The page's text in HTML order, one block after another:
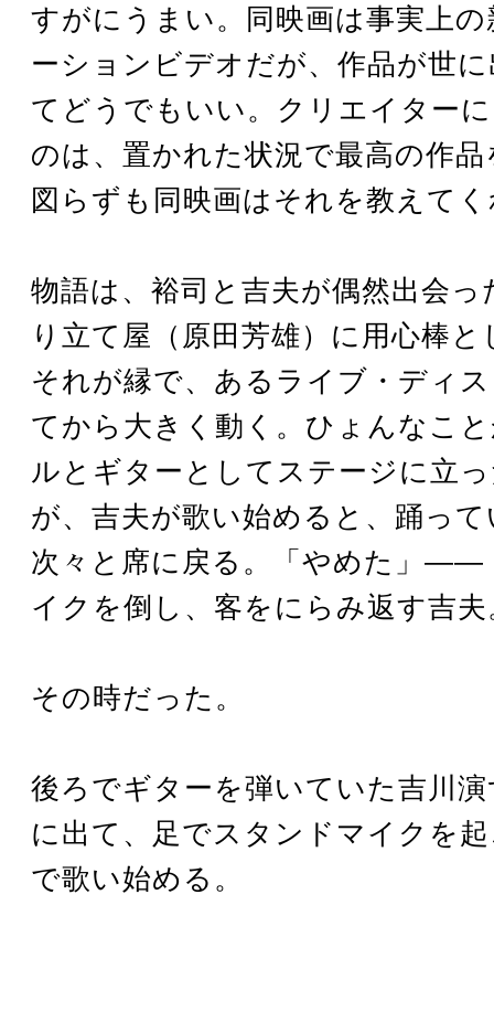
すがにうまい。同映画は事実上
ーションビデオだが、作品が世
てどうでもいい。クリエイター
のは、置かれた状況で最高の作
図らずも同映画はそれを教えて
物語は、裕司と吉夫が偶然出会っ
り立て屋（原田芳雄）に用心棒
それが縁で、あるライブ・ディ
てから大きく動く。ひょんなこ
ルとギターとしてステージに立
が、吉夫が歌い始めると、踊っ
次々と席に戻る。「やめた」――
イクを倒し、客をにらみ返す吉夫
その時だった。
後ろでギターを弾いていた吉川
に出て、足でスタンドマイクを
で歌い始める。